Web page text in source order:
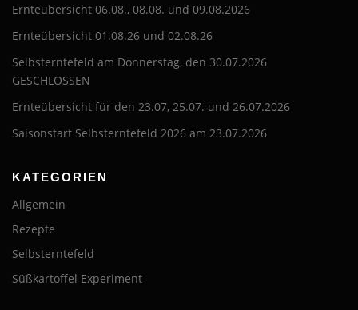
Ernteübersicht 06.08., 08.08. und 09.08.2026
Ernteübersicht 01.08.26 und 02.08.26
Selbsterntefeld am Donnerstag, den 30.07.2026
GESCHLOSSEN
Ernteübersicht für den 23.07, 25.07. und 26.07.2026
Saisonstart Selbsterntefeld 2026 am 23.07.2026
KATEGORIEN
Allgemein
Rezepte
Selbsterntefeld
Süßkartoffel Experiment